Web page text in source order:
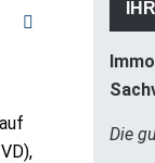
Die